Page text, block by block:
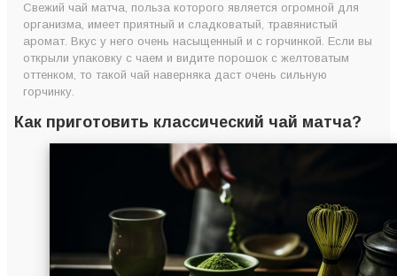
Свежий чай матча, польза которого является огромной для
организма, имеет приятный и сладковатый, травянистый
аромат. Вкус у него очень насыщенный и с горчинкой. Если вы
открыли упаковку с чаем и видите порошок с желтоватым
оттенком, то такой чай наверняка даст очень сильную
горчинку.
Как приготовить классический чай матча?